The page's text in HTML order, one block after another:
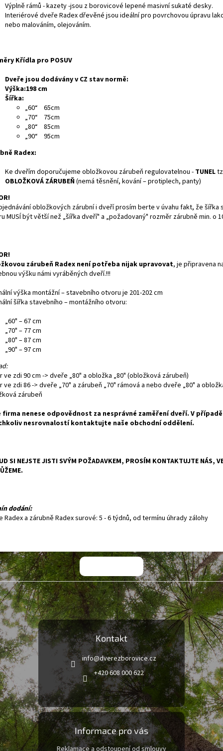
Výplně rámů - kazety -jsou z borovicové lepené masivní sukaté desky.
Interiérové dveře Radex dřevěné jsou ideální pro povrchovou úpravu
nebo malováním, olejováním.
Křídla pro POSUV
Dveře jsou dodávány v CZ stav normě:
Výška:198 cm
Šířka:
„60“ 65cm
„70“ 75cm
„80“ 85cm
„90“ 95cm
Radex:
Ke dveřím doporučujeme obložkovou zárubeň regulovatelnou - TUNEL
OBLOŽKOVÁ ZÁRUBEŇ(nemá těsnění, kování – protiplech, panty)
obložkových zárubní i dveří prosím berte v úvahu fakt, že šířka
MUSÍ být větší než „šířka dveří" a „požadovaný" rozměr zárubně min. o
zárubeň Radex není potřeba nijak upravovat, je připravena
výšku námi vyráběných dveří.!!!
výška montážní – stavebního otvoru je 201-202 cm
šířka stavebního – montážního otvoru:
„60" – 67 cm
„70" – 77 cm
„80" – 87 cm
„90" – 97 cm
ve zdi 90 cm -> dveře „80" a obložka „80" (obložková zárubeň)
ve zdi 86 -> dveře „70" a zárubeň „70" rámová a nebo dveře „80" a
zárubeň
firma nenese odpovědnost za nesprávné zaměření dveří. V případě
nesrovnalostí kontaktujte naše obchodní oddělení.
SI NEJSTE JISTI SVÝM POŽADAVKEM, PROSÍM KONTAKTUJTE NÁS,
dodání:
Radex a zárubně Radex surové: 5 - 6 týdnů, od termínu úhrady zálohy
Kontakt
info@dverezborovice.cz
+420 608 000 622
Informace pro vás